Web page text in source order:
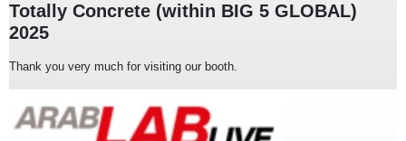
Totally Concrete (within BIG 5 GLOBAL)
2025
Thank you very much for visiting our booth.